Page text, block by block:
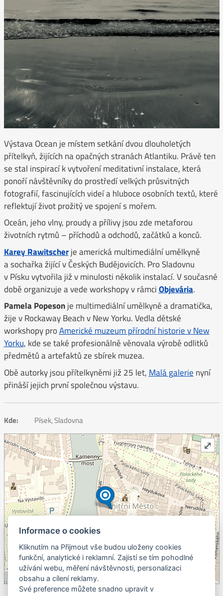
Výstava Ocean je místem setkání dvou dlouholetých
přítelkyň, žijících na opačných stranách Atlantiku. Právě ten
se stal inspirací k vytvoření meditativní instalace, která
ponoří návštěvníky do prostředí velkých průsvitných
fotografií, fascinujících videí a hluboce osobních textů, které
reflektují život prožitý ve spojení s mořem.
Oceán, jeho vlny, proudy a přílivy jsou zde metaforou
životních rytmů – příchodů a odchodů, začátků a konců.
Karey Rawitscherje americká multimediální umělkyně
a sochařka žijící v Českých Budějovicích. Pro Sladovnu
v Písku vytvořila již v minulosti několik instalací. V současné
době organizuje a vede workshopy v rámciObjevária.
Pamela Popesonje multimediální umělkyně a dramatička,
žije v Rockaway Beach v New Yorku. Vedla dětské
workshopy proAmerické muzeum přírodní historie v New
Yorku, kde se také profesionálně věnovala výrobě odlitků
předmětů a artefaktů ze sbírek muzea.
Obě autorky jsou přítelkyněmi již 25 let, Malá galerie nyní
přináší jejich první společnou výstavu.
Kde: Písek, Sladovna
©OpenStreetMapcontributors.
⤢
Informace o cookies
Kliknutím na Přijmout vše budou uloženy cookies
funkční, analytické i reklamní. Zajistí se tím pohodlné
užívání webu, měření návštěvnosti, personalizaci
obsahu a cílení reklamy.
Své preference můžete snadno upravit v